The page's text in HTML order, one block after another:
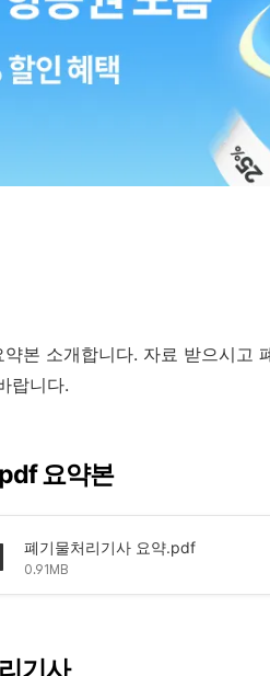
본 소개합니다. 자료 받으시고
랍니다.
요약본
폐기물처리기사 요약.pdf
0.91MB
기사